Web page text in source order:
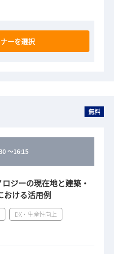
ーを選択
無料
～16:15
ジーの現在地と建築・
おける活用例
DX・生産性向上